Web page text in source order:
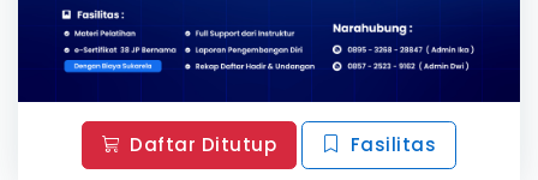
Daftar Ditutup Fasilitas